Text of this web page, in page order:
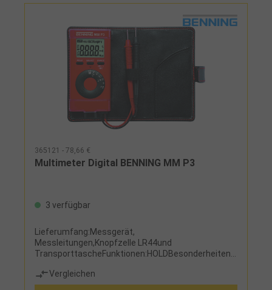
365121 - 78,66 €
Multimeter Digital BENNING MM P3
3 verfügbar
Lieferumfang:Messgerät,
Messleitungen,Knopfzelle LR44und
TransporttascheFunktionen:HOLDBesonderheiten:
Vergleichen